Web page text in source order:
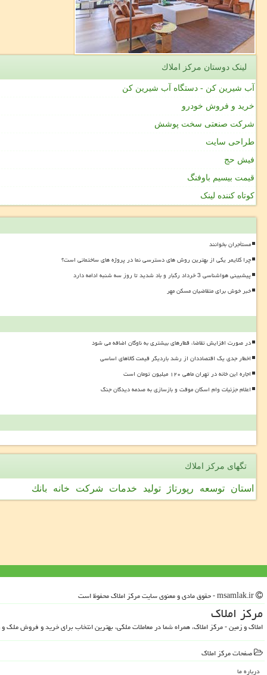
لینک دوستان مركز املاك
آب شیرین کن - دستگاه آب شیرین کن
خرید و فروش خودرو
شرکت صنعتی سخت پوشش
طراحی سایت
فیش حج
قیمت بیسیم باوفنگ
کوتاه کننده لینک
مستأجران بخوانند
چرا کلایمر یکی از بهترین روش های دسترسی نما در پروژه های ساختمانی است؟
پیشبینی هواشناسی 3 خرداد رگبار و باد شدید تا روز سه شنبه ادامه دارد
خبر خوش برای متقاضیان مسکن مهر
در صورت افزایش تقاضا، قطارهای بیشتری به ناوگان اضافه می شود
اخطار جدی یک اقتصاددان از رشد باردیگر قیمت کالاهای اساسی
اجاره این خانه در تهران ماهی ۱۲۰ میلیون تومان است
اعلام جزئیات وام اسکان موقت و بازسازی به صدمه دیدگان جنگ
تگهای مركز املاك
استان توسعه رپورتاژ تولید خدمات شركت خانه بانك
مركز املاك
املاک و زمین - مرکز املاک، همراه شما در معاملات ملکی، بهترین انتخاب برای خرید و فروش ملک
صفحات مركز املاك
درباره ما